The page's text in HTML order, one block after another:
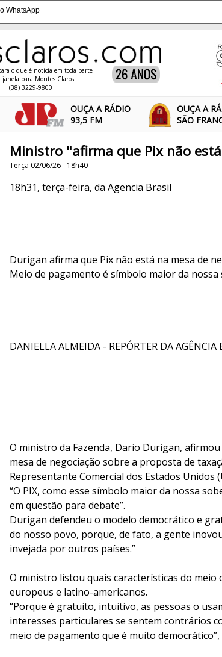
WhatsApp
o que é notícia em toda parte
janela para Montes Claros
(38) 3229-9800
OUÇA A RÁDIO
93,5 FM
OUÇA A
SÃO
Ministro "afirma que Pix não
Terça 02/06/26 - 18h40
18h31, terça-feira, da Agencia Brasil
Durigan afirma que Pix não está na mesa de
Meio de pagamento é símbolo maior da
DANIELLA ALMEIDA - REPÓRTER DA AGÊNCIA
O ministro da Fazenda, Dario Durigan,
mesa de negociação sobre a proposta de
Representante Comercial dos Estados Unidos
“O PIX, como esse símbolo maior da nossa
em questão para debate”.
Durigan defendeu o modelo democrático e
do nosso povo, porque, de fato, a gente
invejada por outros países.”
O ministro listou quais características do
europeus e latino-americanos.
“Porque é gratuito, intuitivo, as pessoas o
interesses particulares se sentem contrários
meio de pagamento que é muito